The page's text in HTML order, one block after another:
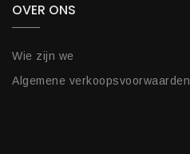
OVER ONS
Wie zijn we
Algemene verkoopsvoorwaarden